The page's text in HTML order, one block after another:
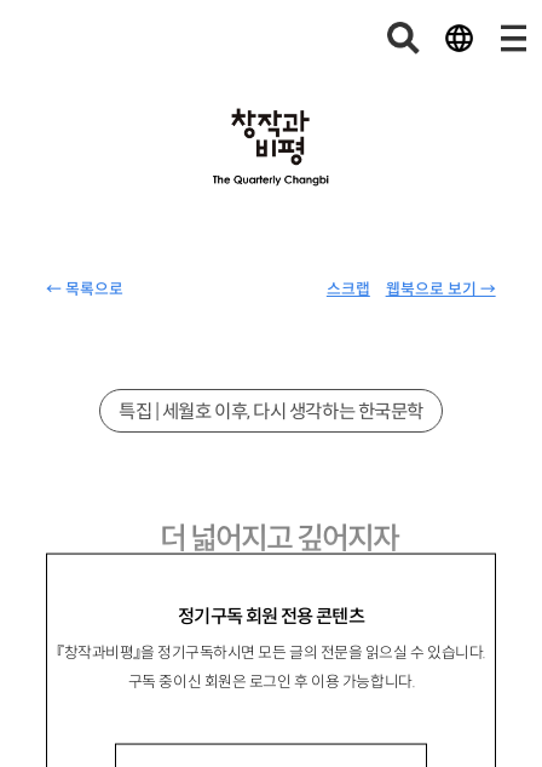
← 목록으로 웹북으로 보기 →
스크랩
정기구독 회원 전용 콘텐츠
『창작과비평』을 정기구독하시면 모든 글의 전문을 읽으실 수 있습니다.
구독 중이신 회원은 로그인 후 이용 가능합니다.
특집 | 세월호 이후, 다시 생각하는 한국문학
더 넓어지고 깊어지자
權晟右